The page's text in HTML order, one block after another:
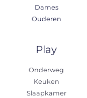
Dames
Ouderen
Play
Onderweg
Keuken
Slaapkamer